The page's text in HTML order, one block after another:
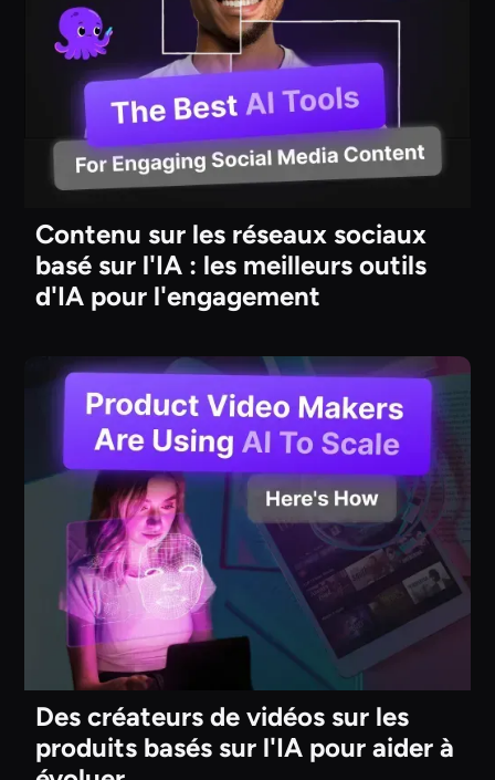
Contenu sur les réseaux sociaux
basé sur l'IA : les meilleurs outils
d'IA pour l'engagement
Des créateurs de vidéos sur les
produits basés sur l'IA pour aider à